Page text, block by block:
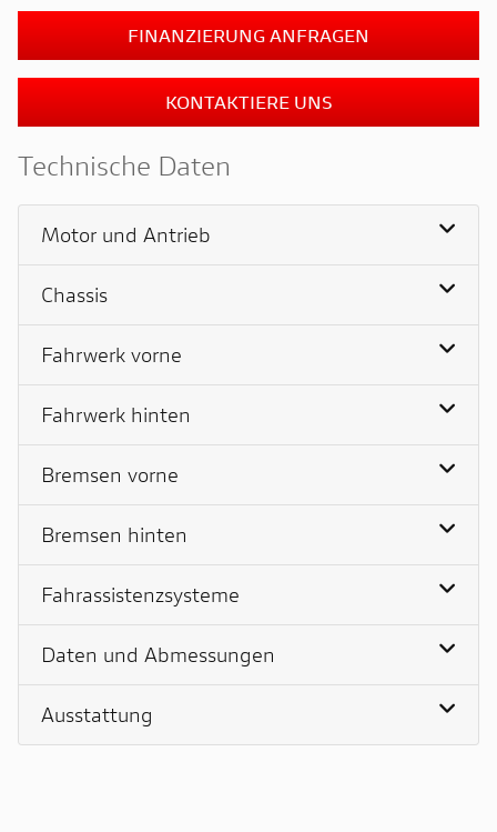
Technische Daten
Motor und Antrieb
Chassis
Fahrwerk vorne
Fahrwerk hinten
Bremsen vorne
Bremsen hinten
Fahrassistenzsysteme
Daten und Abmessungen
Ausstattung
FINANZIERUNG ANFRAGEN
KONTAKTIERE UNS